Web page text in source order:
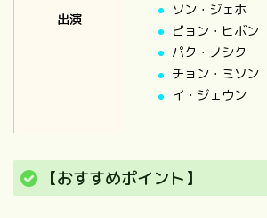
出演
ソン・ジェホ
ピョン・ヒボン
パク・ノシク
チョン・ミソン
イ・ジェウン
【おすすめポイント】